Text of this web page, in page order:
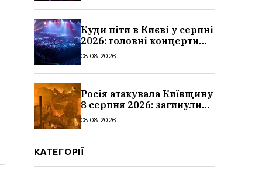
Куди піти в Києві у серпні
2026: головні концерти
місяця, дати, артисти та
08.08.2026
Росія атакувала Київщину
8 серпня 2026: загинули
троє людей, серед них
08.08.2026
КАТЕГОРІЇ